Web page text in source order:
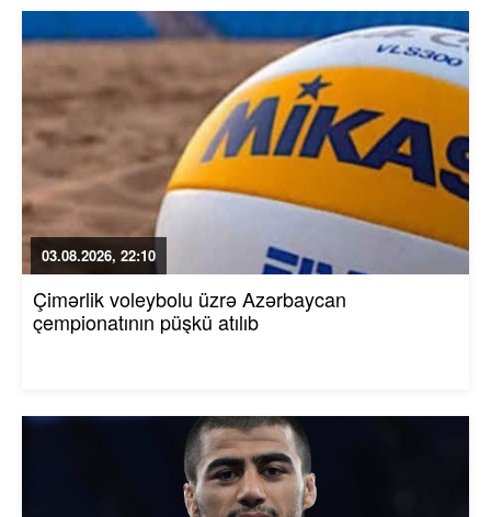
03.08.2026, 22:10
Çimərlik voleybolu üzrə Azərbaycan
çempionatının püşkü atılıb